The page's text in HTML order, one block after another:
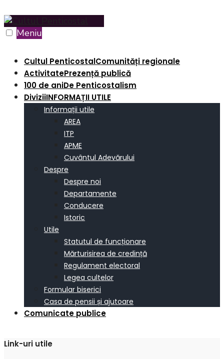
Skip
to Meniu
Cultul PenticostalComunități regionale
ActivitatePrezență publică
100 de aniDe Penticostalism
DiviziiINFORMAȚII UTILE
Informații utile
AREA
ITP
APME
Cuvântul Adevărului
Despre
Despre noi
Departamente
Conducere
Istoric
Utile
Statutul de funcționare
Mărturisirea de credință
Regulament electoral
Legea cultelor
Formular biserici
Casa de pensii și ajutoare
Comunicate publice
Link-uri utile